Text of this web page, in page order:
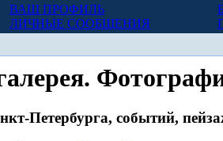
ВАШ ПРОФИЛЬ
ЛИЧНЫЕ СООБЩЕНИЯ
Петербурга, событий,